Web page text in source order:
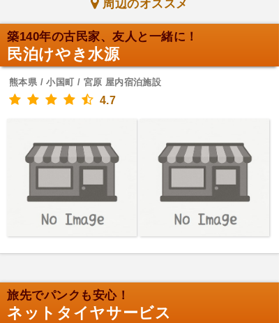
周辺のオススメ
築140年の古民家、友人と一緒に！
民泊けやき水源
熊本県 / 小国町 / 宮原 屋内宿泊施設
4.7
旅先でパンクも安心！
ネットタイヤサービス